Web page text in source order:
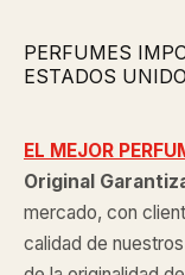
PERFUMES
ESTADOS
EL MEJOR
Original
mercado, con
calidad de